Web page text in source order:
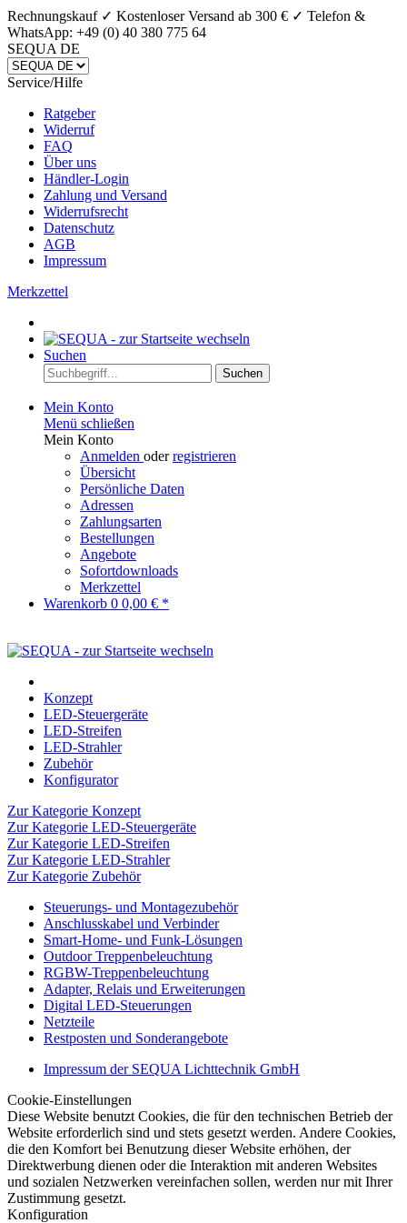
Rechnungskauf ✓ Kostenloser Versand ab 300 € ✓ Telefon &
WhatsApp: +49 (0) 40 380 775 64
SEQUA DE
Service/Hilfe
Ratgeber
Widerruf
FAQ
Über uns
Händler-Login
Zahlung und Versand
Widerrufsrecht
Datenschutz
AGB
Impressum
Merkzettel
Suchen
Suchen
Mein Konto
Menü schließen
Mein Konto
Anmelden oderregistrieren
Übersicht
Persönliche Daten
Adressen
Zahlungsarten
Bestellungen
Angebote
Sofortdownloads
Merkzettel
Warenkorb 0 0,00 € *
Konzept
LED-Steuergeräte
LED-Streifen
LED-Strahler
Zubehör
Konfigurator
Zur Kategorie Konzept
Zur Kategorie LED-Steuergeräte
Zur Kategorie LED-Streifen
Zur Kategorie LED-Strahler
Zur Kategorie Zubehör
Steuerungs- und Montagezubehör
Anschlusskabel und Verbinder
Smart-Home- und Funk-Lösungen
Outdoor Treppenbeleuchtung
RGBW-Treppenbeleuchtung
Adapter, Relais und Erweiterungen
Digital LED-Steuerungen
Netzteile
Restposten und Sonderangebote
Impressum der SEQUA Lichttechnik GmbH
Cookie-Einstellungen
Diese Website benutzt Cookies, die für den technischen Betrieb der
Website erforderlich sind und stets gesetzt werden. Andere Cookies,
die den Komfort bei Benutzung dieser Website erhöhen, der
Direktwerbung dienen oder die Interaktion mit anderen Websites
und sozialen Netzwerken vereinfachen sollen, werden nur mit Ihrer
Zustimmung gesetzt.
Konfiguration